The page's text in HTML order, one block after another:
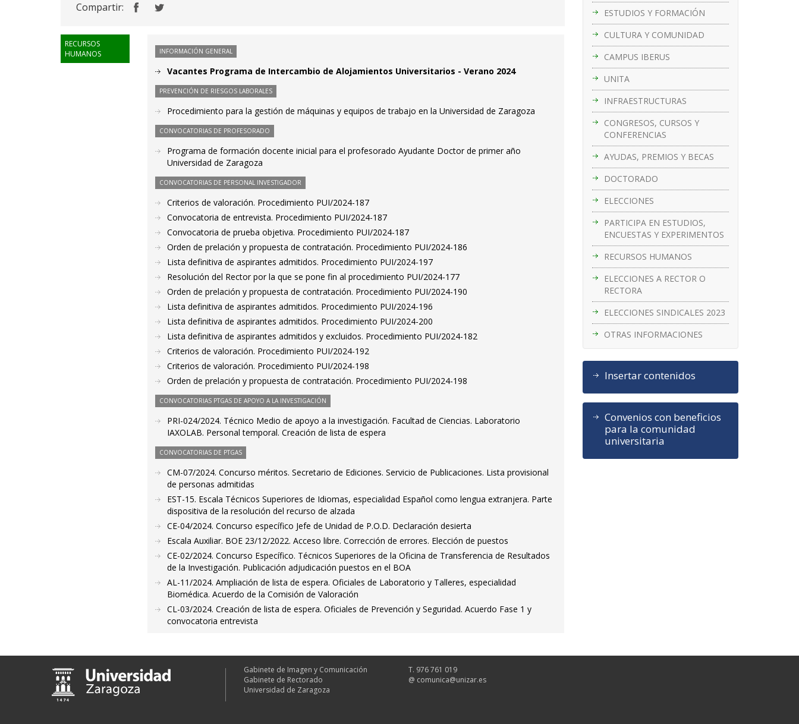
ESTUDIOS Y FORMACIÓN
CULTURA Y COMUNIDAD
CAMPUS IBERUS
UNITA
INFRAESTRUCTURAS
CONGRESOS, CURSOS Y
CONFERENCIAS
AYUDAS, PREMIOS Y BECAS
DOCTORADO
ELECCIONES
PARTICIPA EN ESTUDIOS,
ENCUESTAS Y EXPERIMENTOS
RECURSOS HUMANOS
ELECCIONES A RECTOR O
RECTORA
ELECCIONES SINDICALES 2023
OTRAS INFORMACIONES
Insertar contenidos
Convenios con beneficios
para la comunidad
universitaria
Compartir:
RECURSOS
HUMANOS
INFORMACIÓN GENERAL
Vacantes Programa de Intercambio de Alojamientos Universitarios - Verano 2024
PREVENCIÓN DE RIESGOS LABORALES
Procedimiento para la gestión de máquinas y equipos de trabajo en la Universidad de Zaragoza
CONVOCATORIAS DE PROFESORADO
Programa de formación docente inicial para el profesorado Ayudante Doctor de primer año
Universidad de Zaragoza
CONVOCATORIAS DE PERSONAL INVESTIGADOR
Criterios de valoración. Procedimiento PUI/2024-187
Convocatoria de entrevista. Procedimiento PUI/2024-187
Convocatoria de prueba objetiva. Procedimiento PUI/2024-187
Orden de prelación y propuesta de contratación. Procedimiento PUI/2024-186
Lista definitiva de aspirantes admitidos. Procedimiento PUI/2024-197
Resolución del Rector por la que se pone fin al procedimiento PUI/2024-177
Orden de prelación y propuesta de contratación. Procedimiento PUI/2024-190
Lista definitiva de aspirantes admitidos. Procedimiento PUI/2024-196
Lista definitiva de aspirantes admitidos. Procedimiento PUI/2024-200
Lista definitiva de aspirantes admitidos y excluidos. Procedimiento PUI/2024-182
Criterios de valoración. Procedimiento PUI/2024-192
Criterios de valoración. Procedimiento PUI/2024-198
Orden de prelación y propuesta de contratación. Procedimiento PUI/2024-198
CONVOCATORIAS PTGAS DE APOYO A LA INVESTIGACIÓN
PRI-024/2024. Técnico Medio de apoyo a la investigación. Facultad de Ciencias. Laboratorio
IAXOLAB. Personal temporal. Creación de lista de espera
CONVOCATORIAS DE PTGAS
CM-07/2024. Concurso méritos. Secretario de Ediciones. Servicio de Publicaciones. Lista provisional
de personas admitidas
EST-15. Escala Técnicos Superiores de Idiomas, especialidad Español como lengua extranjera. Parte
dispositiva de la resolución del recurso de alzada
CE-04/2024. Concurso específico Jefe de Unidad de P.O.D. Declaración desierta
Escala Auxiliar. BOE 23/12/2022. Acceso libre. Corrección de errores. Elección de puestos
CE-02/2024. Concurso Específico. Técnicos Superiores de la Oficina de Transferencia de Resultados
de la Investigación. Publicación adjudicación puestos en el BOA
AL-11/2024. Ampliación de lista de espera. Oficiales de Laboratorio y Talleres, especialidad
Biomédica. Acuerdo de la Comisión de Valoración
CL-03/2024. Creación de lista de espera. Oficiales de Prevención y Seguridad. Acuerdo Fase 1 y
convocatoria entrevista
Gabinete de Imagen y Comunicación
Gabinete de Rectorado
Universidad de Zaragoza
T. 976 761 019
@ comunica@unizar.es